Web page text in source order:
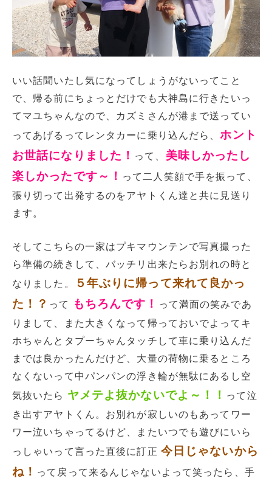
いい話聞いたし気になってしょうがないってこと
で、帰る前にちょっとだけでも大神島に行きたいっ
てマユちゃんなので、カズミさんが港まで送ってい
ってあげるってレンタカーに乗り込んだら、ホント
お世話になりました！ って、 美味しかったし
楽しかったです～！ って二人笑顔で手を振って、
張り切って出発するのをアヤトくん達と共に見送り
ます。
そしてこちらの一家はプキマウンテンで写真撮った
ら準備の続きして、バッチリ出来たらお別れの時と
なりました。
５年ぶりに帰って来れて良かっ
た！？ って もちろんです！
って満面の笑みであ
りまして、また大きくなって帰っておいでよってキ
ホちゃんとタプーちゃんタッチして車に乗り込んだ
までは良かったんだけど、大量の荷物に乗るところ
なくないって中パンパンの浮き輪が無駄にあるし空
気抜いたら ヤメテよ抜かないでよ～！！ って泣
き出すアヤトくん。お別れが寂しいのもあってワー
ワー泣いちゃってるけど、またいつでも遊びにいら
っしゃいって言った直後に訂正 今日じゃないから
ね！ って戻って来るんじゃないよって笑ったら、手